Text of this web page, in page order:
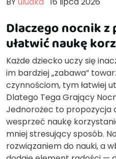
Dlaczego nocnik
ułatwić naukę
Każde dziecko uczy się
im bardziej „zabawa”
czynnościom, tym łatwiej
Dlatego Tega Grający
Jednorożec to propozycja
wesprzeć naukę
mniej stresujący sposób.
rozwiązaniem do nauki, a